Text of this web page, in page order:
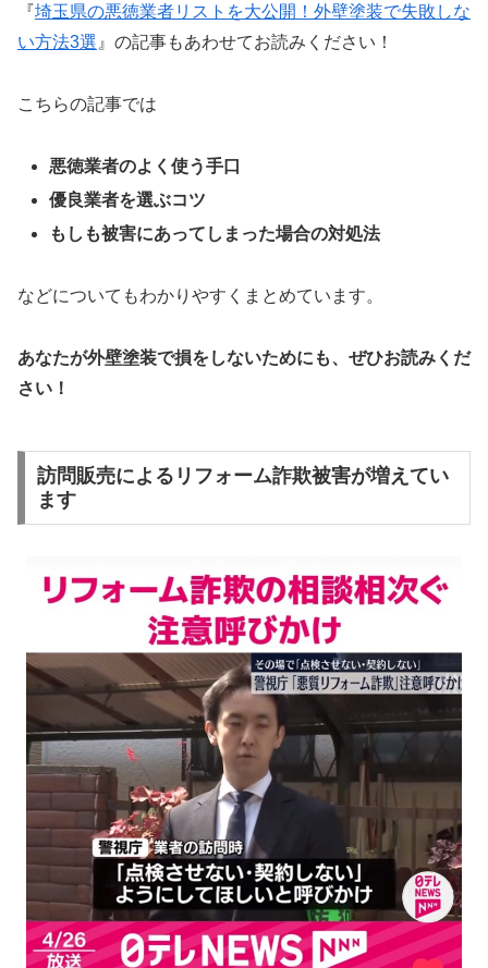
『埼玉県の悪徳業者リストを大公開！外壁塗装で失敗しな
い方法3選 』の記事もあわせてお読みください！
こちらの記事では
悪徳業者のよく使う手口
優良業者を選ぶコツ
もしも被害にあってしまった場合の対処法
などについてもわかりやすくまとめています。
あなたが外壁塗装で損をしないためにも、ぜひお読みくだ
さい！
訪問販売によるリフォーム詐欺被害が増えてい
ます